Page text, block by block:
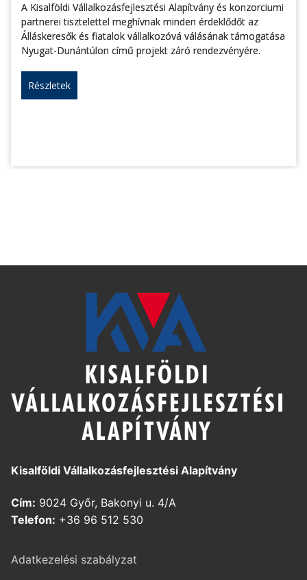
A Kisalföldi Vállalkozásfejlesztési Alapítvány és konzorciumi
partnerei tisztelettel meghívnak minden érdeklődőt az
Álláskeresők és fiatalok vállalkozóvá válásának támogatása
Nyugat-Dunántúlon című projekt záró rendezvényére.
Részletek
Kisalföldi Vállalkozásfejlesztési Alapítvány
Cím: 9024 Győr, Bakonyi u. 4/A
Telefon: +36 96 512 530
Adatkezelési szabályzat